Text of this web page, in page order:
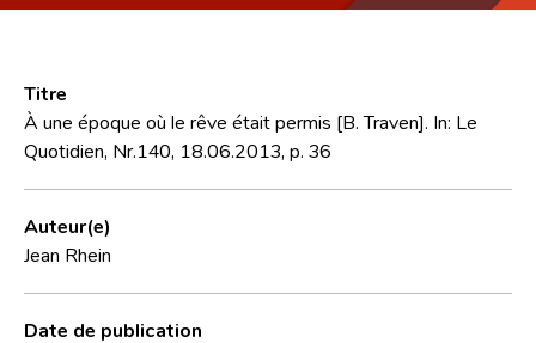
Équipe scientifique
Contact
Titre
À une époque où le rêve était permis [B. Traven]. In: Le
Quotidien, Nr.140, 18.06.2013, p. 36
Auteur(e)
Jean Rhein
Date de publication